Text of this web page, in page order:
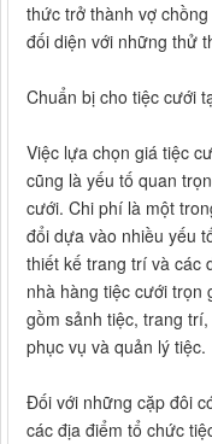
thức trở thành vợ
đối diện với những thử
Chuẩn bị cho tiệc cưới
Việc lựa chọn giá tiệc
cũng là yếu tố quan
cưới. Chi phí là một
đổi dựa vào nhiều yếu
thiết kế trang trí và các
nhà hàng tiệc cưới trọn
gồm sảnh tiệc, trang
phục vụ và quản lý tiệc.
Đối với những cặp đôi
các địa điểm tổ chức